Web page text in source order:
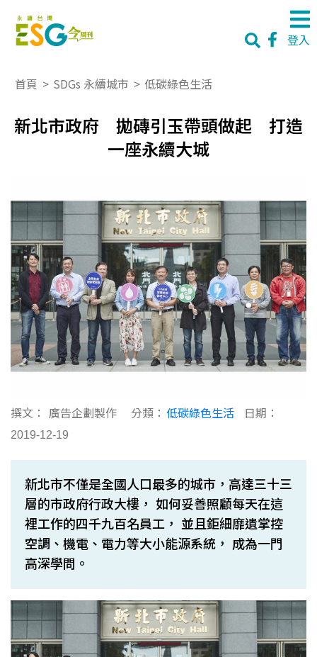
登入
首頁 > SDGs 永續城市 > 低碳綠色生活
新北市政府 拋磚引玉帶頭做起 打造
一座永續大城
撰文： 廣告企劃製作 分類： 低碳綠色生活
日期：
2019-12-19
新北市不僅是全國人口最多的城市，高達三十三
層的市政府行政大樓， 如何妥善照顧每天在這
裡工作的四千九百名員工， 並且鉅細靡遺掌控
空調、機電、電力等大小能源系統， 成為一門
高深學問。